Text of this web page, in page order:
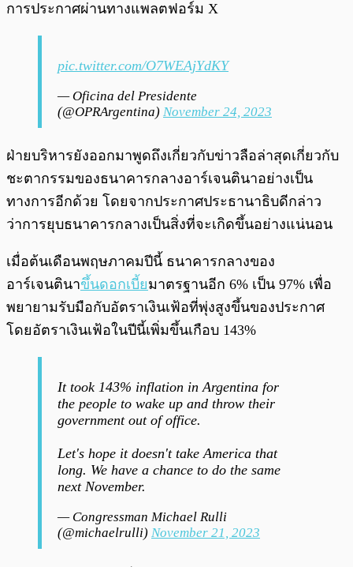
การประกาศผ่านทางแพลตฟอร์ม X
pic.twitter.com/O7WEAjYdKY
— Oficina del Presidente
(@OPRArgentina) November 24, 2023
ฝ่ายบริหารยังออกมาพูดถึงเกี่ยวกับข่าวลือล่าสุดเกี่ยวกับ
ชะตากรรมของธนาคารกลางอาร์เจนตินาอย่างเป็น
ทางการอีกด้วย โดยจากประกาศประธานาธิบดีกล่าว
ว่าการยุบธนาคารกลางเป็นสิ่งที่จะเกิดขึ้นอย่างแน่นอน
เมื่อต้นเดือนพฤษภาคมปีนี้ ธนาคารกลางของ
อาร์เจนตินาขึ้นดอกเบี้ยมาตรฐานอีก 6% เป็น 97% เพื่อ
พยายามรับมือกับอัตราเงินเฟ้อที่พุ่งสูงขึ้นของประกาศ
โดยอัตราเงินเฟ้อในปีนี้เพิ่มขึ้นเกือบ 143%
It took 143% inflation in Argentina for
the people to wake up and throw their
government out of office.
Let's hope it doesn't take America that
long. We have a chance to do the same
next November.
— Congressman Michael Rulli
(@michaelrulli) November 21, 2023